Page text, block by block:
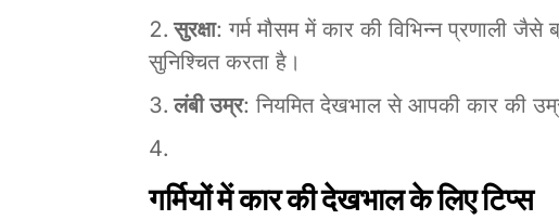
सुरक्षा: गर्म मौसम में कार की विभिन्न प्रणाली
सुनिश्चित करता है।
लंबी उम्र: नियमित देखभाल से आपकी कार की
गर्मियों में कार की देखभाल के लिए टिप्स